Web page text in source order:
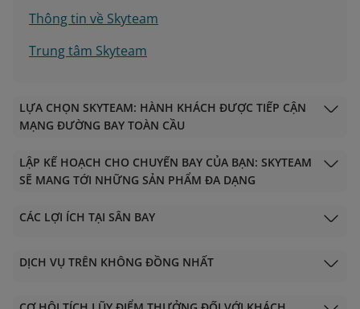
Thông tin về Skyteam
Trung tâm Skyteam
LỰA CHỌN SKYTEAM: HÀNH KHÁCH ĐƯỢC TIẾP CẬN
MẠNG ĐƯỜNG BAY TOÀN CẦU
LẬP KẾ HOẠCH CHO CHUYẾN BAY CỦA BẠN: SKYTEAM
SẼ MANG TỚI NHỮNG SẢN PHẨM ĐA DẠNG
CÁC LỢI ÍCH TẠI SÂN BAY
DỊCH VỤ TRÊN KHÔNG ĐỒNG NHẤT